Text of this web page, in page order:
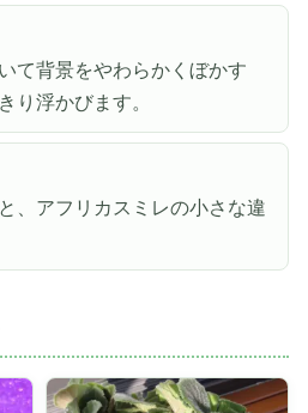
て背景をやわらかくぼかす
り浮かびます。
、アフリカスミレの小さな違